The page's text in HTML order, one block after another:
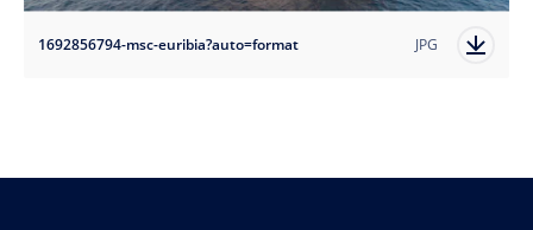
1692856794-msc-euribia?auto=format JPG